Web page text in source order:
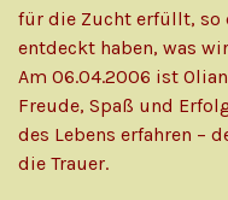
für die Zucht erfüllt, so
entdeckt haben, was
Am 06.04.2006 ist
Freude, Spaß und
des Lebens erfahren –
die Trauer.